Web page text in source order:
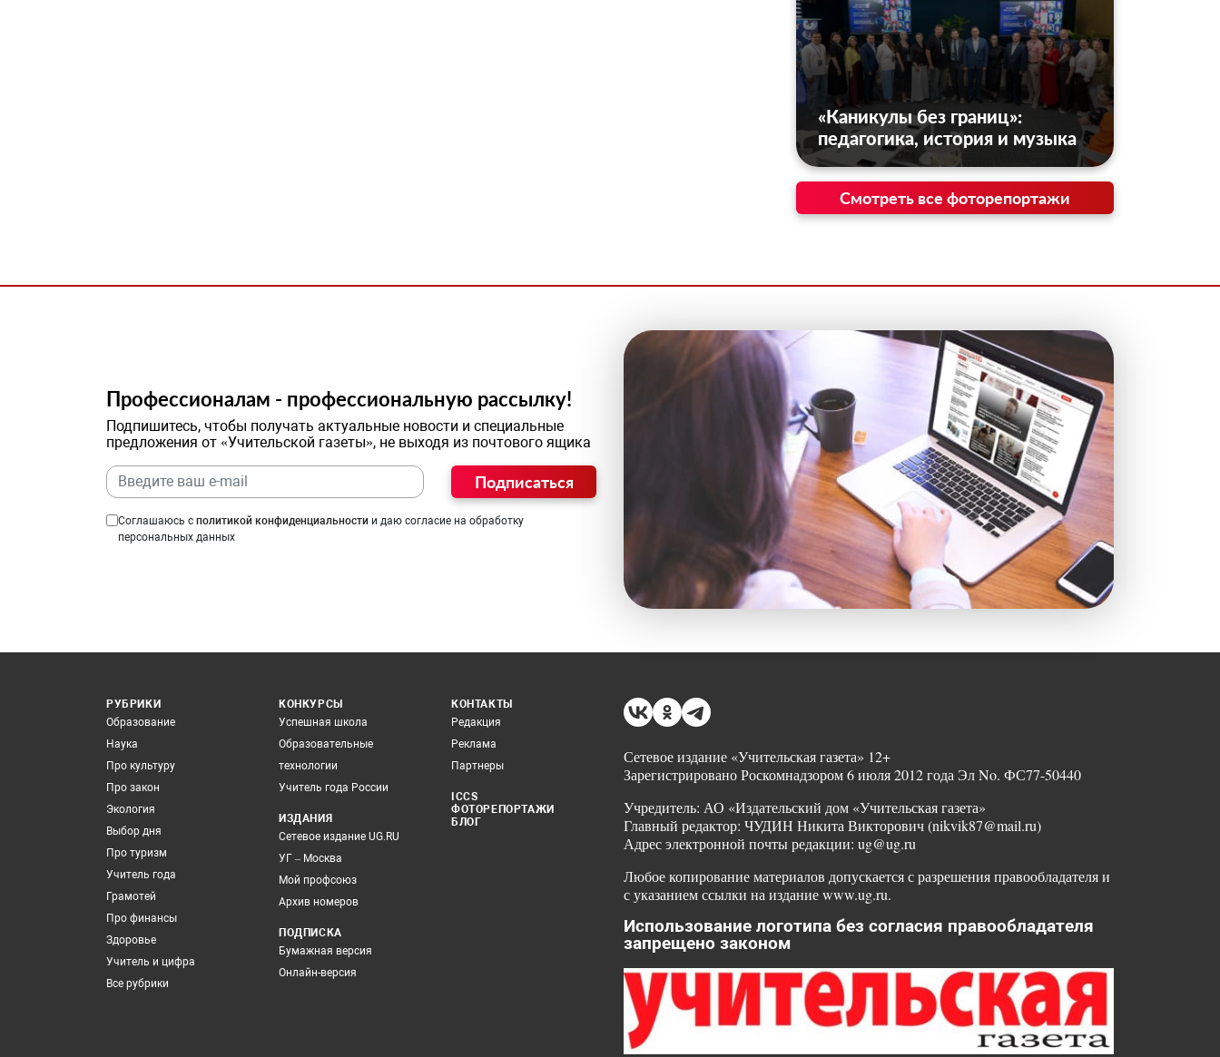
«Каникулы без границ»:
педагогика, история и музыка
Смотреть все фоторепортажи
Профессионалам - профессиональную рассылку!
Подпишитесь, чтобы получать актуальные новости и специальные
предложения от «Учительской газеты», не выходя из почтового ящика
Подписаться
Соглашаюсь с политикой конфиденциальности и даю согласие на обработку
персональных данных
РУБРИКИ
Образование
Наука
Про культуру
Про закон
Экология
Выбор дня
Про туризм
Учитель года
Грамотей
Про финансы
Здоровье
Учитель и цифра
Все рубрики
КОНКУРСЫ
Успешная школа
Образовательные
технологии
Учитель года России
ИЗДАНИЯ
Сетевое издание UG.RU
УГ – Москва
Мой профсоюз
Архив номеров
ПОДПИСКА
Бумажная версия
Онлайн-версия
КОНТАКТЫ
Редакция
Реклама
Партнеры
ICCS
ФОТОРЕПОРТАЖИ
БЛОГ
Сетевое издание «Учительская газета» 12+
Зарегистрировано Роскомнадзором 6 июля 2012 года Эл No. ФС77-50440
Учредитель: АО «Издательский дом «Учительская газета»
Главный редактор: ЧУДИН Никита Викторович (nikvik87@mail.ru)
Адрес электронной почты редакции: ug@ug.ru
Любое копирование материалов допускается с разрешения правообладателя и
с указанием ссылки на издание www.ug.ru.
Использование логотипа без согласия правообладателя
запрещено законом